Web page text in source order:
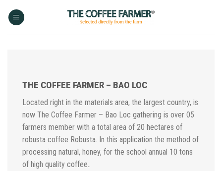
THE COFFEE FARMER – BAO LOC
Located right in the materials area, the largest country, is
now The Coffee Farmer – Bao Loc gathering is over 05
farmers member with a total area of 20 hectares of
robusta coffee Robusta. In this application the method of
processing natural, honey, for the school annual 10 tons
of high quality coffee..